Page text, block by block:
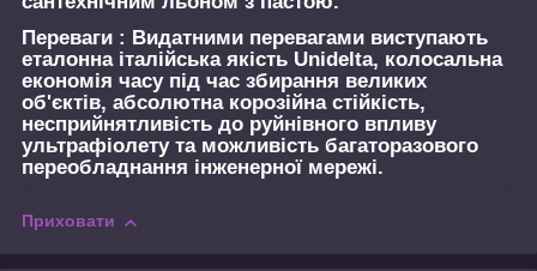
Переваги : Видатними перевагами виступають
еталонна італійська якість Unidelta, колосальна
економія часу під час збирання великих
об'єктів, абсолютна корозійна стійкість,
несприйнятливість до руйнівного впливу
ультрафіолету та можливість багаторазового
переобладнання інженерної мережі.
Приховати